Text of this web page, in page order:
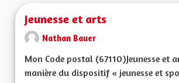
Jeunesse et arts
Nathan Bauer
Mon Code postal (67110)Jeunesse et
manière du dispositif « jeunesse et